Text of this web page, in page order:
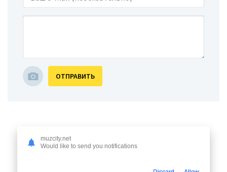
ОТПРАВИТЬ
muzcity.net
Would like to send you notifications